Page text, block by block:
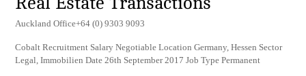
Auckland Office+64 (0) 9303 9093
Cobalt Recruitment Salary Negotiable Location Germany, Hessen Sector
Legal, Immobilien Date 26th September 2017 Job Type Permanent